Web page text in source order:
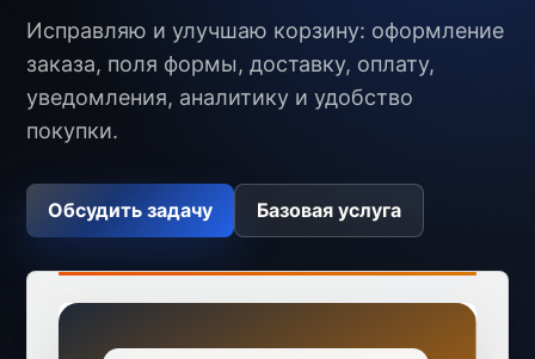
Исправляю и улучшаю корзину: оформление
заказа, поля формы, доставку, оплату,
уведомления, аналитику и удобство
покупки.
Обсудить задачу Базовая услуга